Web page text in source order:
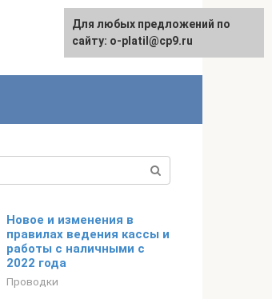
Новое и изменения в
правилах ведения кассы и
работы с наличными с
2022 года
Проводки
Для любых предложений по
сайту: o-platil@cp9.ru